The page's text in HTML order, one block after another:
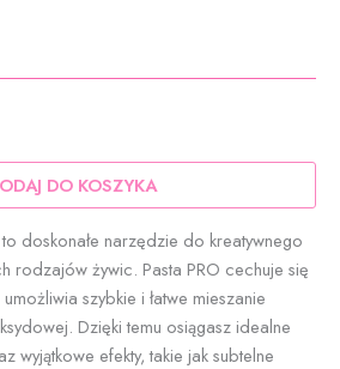
do
DO KOSZYKA
doskonałe narzędzie do kreatywnego
rodzajów żywic. Pasta PRO cechuje się
szybkie i łatwe mieszanie
Dzięki temu osiągasz idealne
wyjątkowe efekty, takie jak subtelne